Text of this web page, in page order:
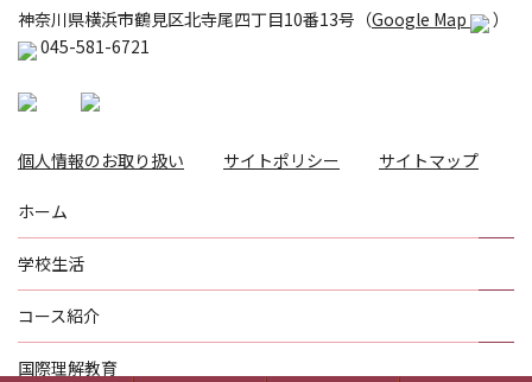
神奈川県横浜市鶴見区北寺尾四丁目10番13号（Google Map
）
045-581-6721
個人情報のお取り扱い サイトポリシー サイトマップ
ホーム
学校生活
コース紹介
国際理解教育